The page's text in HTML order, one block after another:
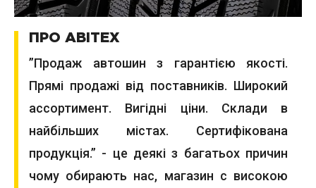
ПРО АВІТЕХ
”Продаж автошин з гарантією якості.
Прямі продажі від поставників. Широкий
ассортимент. Вигідні ціни. Склади в
найбільших містах. Сертифікована
продукція.” - це деякі з багатьох причин
чому обирають нас, магазин с високою